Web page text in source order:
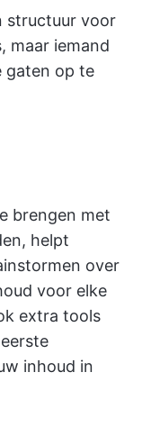
structuur voor
maar iemand
gaten op te
brengen met
helpt
over
voor elke
extra tools
inhoud in